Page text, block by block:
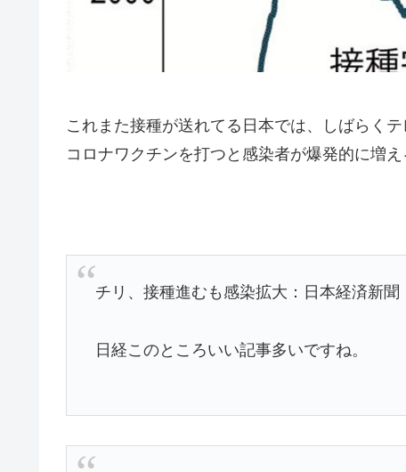
これまた接種が送れてる日本では、しばらく
コロナワクチンを打つと感染者が爆発的に増え
チリ、接種進むも感染拡大：日本経済新聞
日経このところいい記事多いですね。